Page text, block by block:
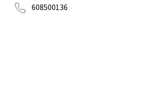
608500136